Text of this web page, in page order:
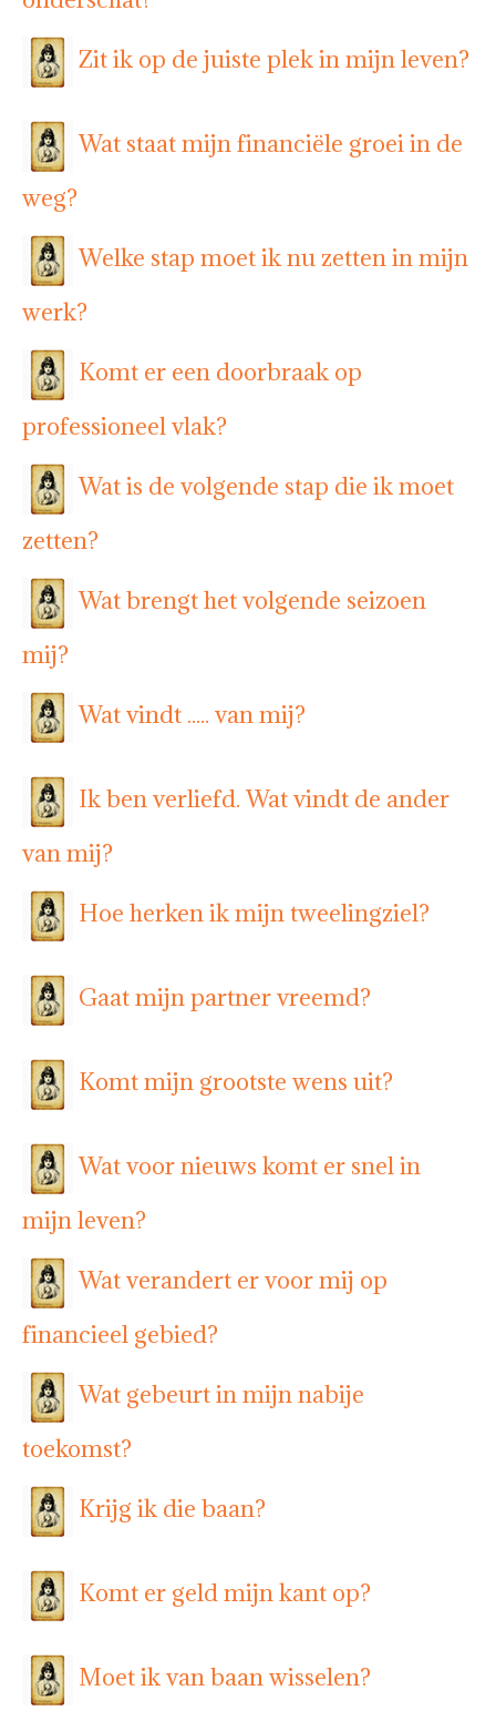
Zit ik op de juiste plek in mijn leven?
Wat staat mijn financiële groei in de
weg?
Welke stap moet ik nu zetten in mijn
werk?
Komt er een doorbraak op
professioneel vlak?
Wat is de volgende stap die ik moet
zetten?
Wat brengt het volgende seizoen
mij?
Wat vindt ..... van mij?
Ik ben verliefd. Wat vindt de ander
van mij?
Hoe herken ik mijn tweelingziel?
Gaat mijn partner vreemd?
Komt mijn grootste wens uit?
Wat voor nieuws komt er snel in
mijn leven?
Wat verandert er voor mij op
financieel gebied?
Wat gebeurt in mijn nabije
toekomst?
Krijg ik die baan?
Komt er geld mijn kant op?
Moet ik van baan wisselen?